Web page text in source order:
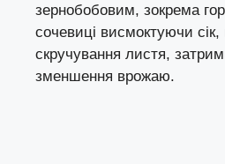
зернобобовим, зокрема
сочевиці висмоктуючи
скручування листя,
зменшення врожаю.